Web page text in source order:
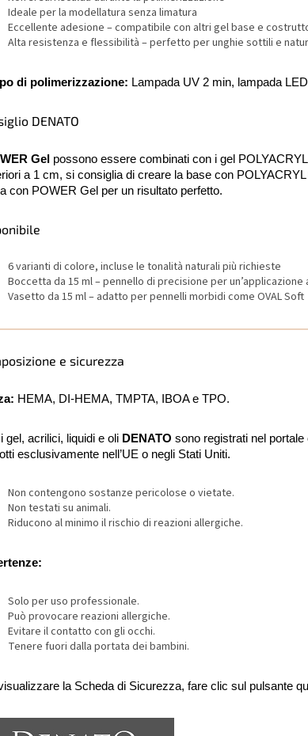
Ideale per la modellatura senza limatura
Eccellente adesione – compatibile con altri gel base e
Alta resistenza e flessibilità – perfetto per unghie sottili e
di polimerizzazione: Lampada UV 2 min, lampada
DENATO
Gel possono essere combinati con i gel
a 1 cm, si consiglia di creare la base con
con POWER Gel per un risultato perfetto.
6 varianti di colore, incluse le tonalità naturali più richieste
Boccetta da 15 ml – pennello di precisione per un’applicazione
Vasetto da 15 ml – adatto per pennelli morbidi come OVAL Soft
e sicurezza
HEMA, DI-HEMA, TMPTA, IBOA e TPO.
gel, acrilici, liquidi e oli DENATO sono registrati nel
esclusivamente nell’UE o negli Stati Uniti.
Non contengono sostanze pericolose o vietate.
Non testati su animali.
Riducono al minimo il rischio di reazioni allergiche.
Solo per uso professionale.
Può provocare reazioni allergiche.
Evitare il contatto con gli occhi.
Tenere fuori dalla portata dei bambini.
la Scheda di Sicurezza, fare clic sul pulsante